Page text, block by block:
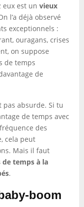
eux est un vieux
l’a déjà observé
exceptionnels :
ouragans, crises
on suppose
de temps
de
pas absurde. Si tu
de temps avec
des
cela peut
Mais il faut
de temps à la
.
boom